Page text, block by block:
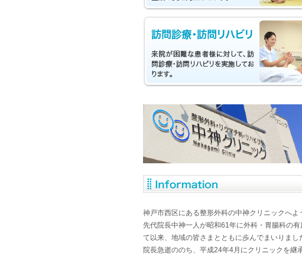
神戸市西区にある整形外科の中神クリニックへよ
先代院長中神一人が昭和61年に外科・胃腸科の
て以来、地域の皆さまとともに歩んでまいりま
院長急逝ののち、平成24年4月にクリニックを継